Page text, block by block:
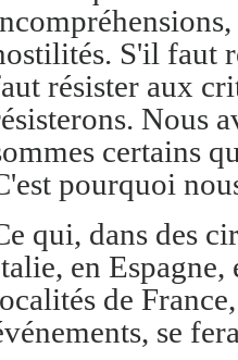
S'il faut
résister aux
Nous
certains
pourquoi
qui, dans des
en
de
se